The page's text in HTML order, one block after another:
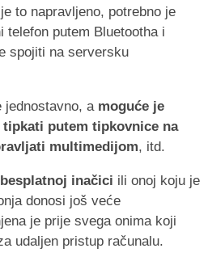
to napravljeno, potrebno je
telefon putem Bluetootha i
spojiti na serversku
jednostavno, a moguće je
putem tipkovnice na
multimedijom, itd.
inačici ili onoj koju je
donosi još veće
je prije svega onima koji
udaljen pristup računalu.